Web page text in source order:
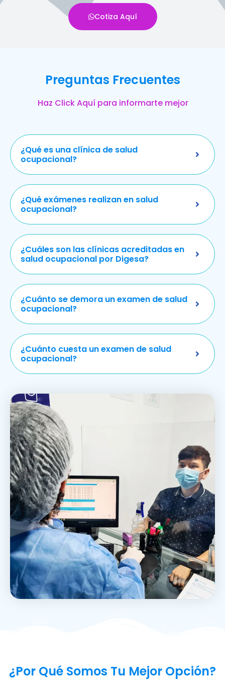
Cotiza Aquí
Preguntas Frecuentes
Haz Click Aquí para informarte mejor
¿Qué es una clínica de salud
ocupacional?
¿Qué exámenes realizan en salud
ocupacional?
¿Cuáles son las clínicas acreditadas en
salud ocupacional por Digesa?
¿Cuánto se demora un examen de salud
ocupacional?
¿Cuánto cuesta un examen de salud
ocupacional?
¿Por Qué Somos Tu Mejor Opción?